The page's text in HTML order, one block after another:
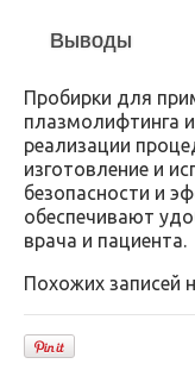
Выводы
Пробирки для
плазмолифтинга
реализации
изготовление и
безопасности и
обеспечивают
врача и пациента.
Похожих записей